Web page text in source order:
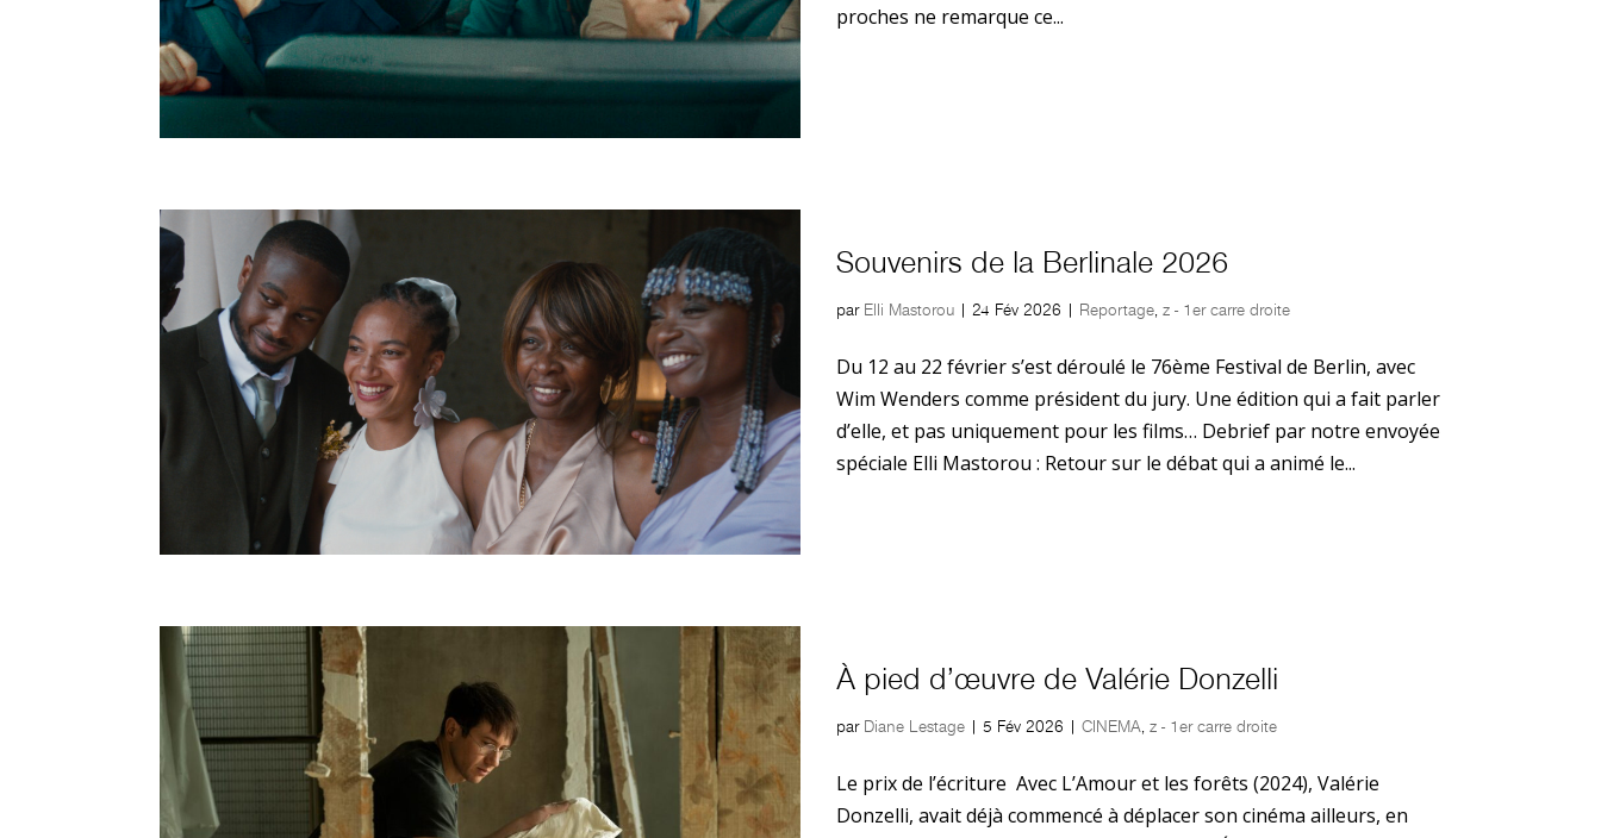
proches ne remarque ce...
Souvenirs de la Berlinale 2026
par Elli Mastorou | 24 Fév 2026 | Reportage, z - 1er carre droite
Du 12 au 22 février s’est déroulé le 76ème Festival de Berlin, avec
Wim Wenders comme président du jury. Une édition qui a fait parler
d’elle, et pas uniquement pour les films… Debrief par notre envoyée
spéciale Elli Mastorou : Retour sur le débat qui a animé le...
À pied d’œuvre de Valérie Donzelli
par Diane Lestage | 5 Fév 2026 | CINEMA, z - 1er carre droite
Le prix de l’écriture Avec L’Amour et les forêts (2024), Valérie
Donzelli, avait déjà commencé à déplacer son cinéma ailleurs, en